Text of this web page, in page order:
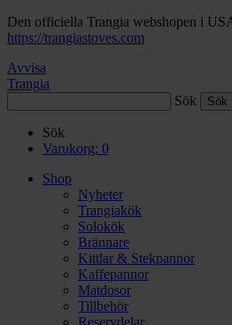
Den officiella Trangia webshopen i
https://trangiastoves.com
Avvisa
Trangia
Sök
Sök
Varukorg: 0
Shop
Nyheter
Trangiakök
Solokök
Brännare
Kittlar & Stekpannor
Kaffepannor
Matdosor
Tillbehör
Reservdelar